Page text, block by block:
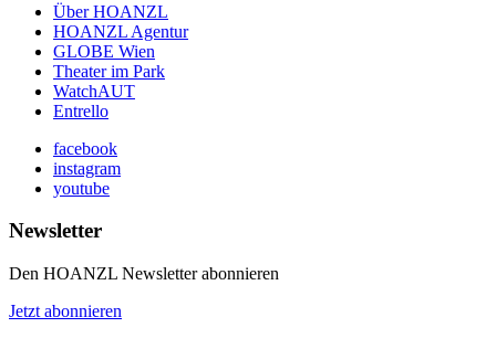
Über HOANZL
HOANZL Agentur
GLOBE Wien
Theater im Park
WatchAUT
Entrello
facebook
instagram
youtube
Newsletter
Den HOANZL Newsletter abonnieren
Jetzt abonnieren